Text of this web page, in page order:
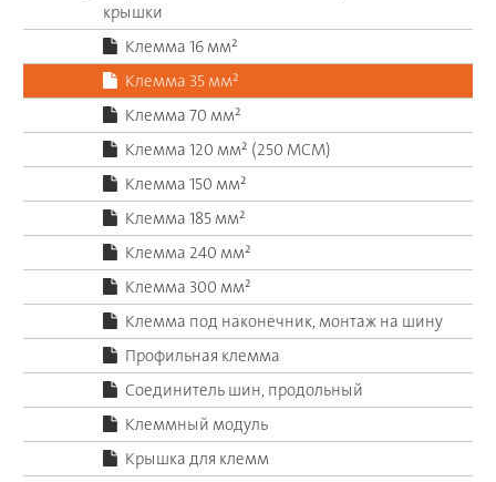
крышки
Клемма 16 мм²
Клемма 35 мм²
Клемма 70 мм²
Клемма 120 мм² (250 MCM)
Клемма 150 мм²
Клемма 185 мм²
Клемма 240 мм²
Клемма 300 мм²
Клемма под наконечник, монтаж на шину
Профильная клемма
Соединитель шин, продольный
Клеммный модуль
Крышка для клемм